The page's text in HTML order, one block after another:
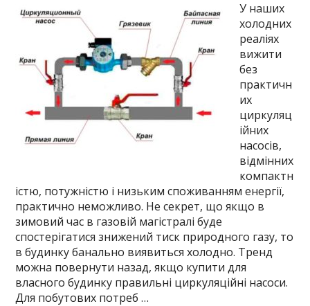
У наших
холодних
реаліях
вижити
без
практичн
их
циркуляц
ійних
насосів,
відмінних
компактн
істю, потужністю і низьким споживанням енергії,
практично неможливо. Не секрет, що якщо в
зимовий час в газовій магістралі буде
спостерігатися знижений тиск природного газу, то
в будинку банально виявиться холодно. Тренд
можна повернути назад, якщо купити для
власного будинку правильні циркуляційні насоси.
Для побутових потреб …